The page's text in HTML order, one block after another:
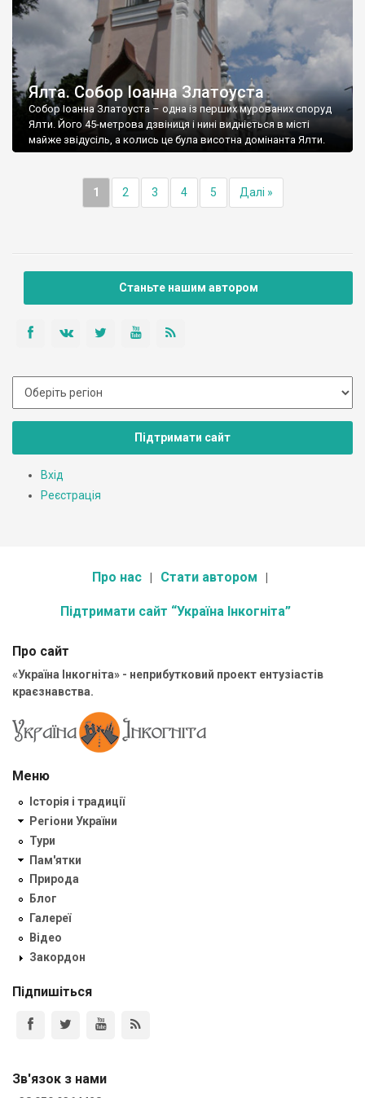
Ялта. Собор Іоанна Златоуста
Собор Іоанна Златоуста – одна із перших мурованих споруд
Ялти. Його 45-метрова дзвіниця і нині видніється в місті
майже звідусіль, а колись це була висотна домінанта Ялти.
1 2 3 4 5 Далі »
Станьте нашим автором
Підтримати сайт
Вхід
Реєстрація
Про нас Стати автором
Підтримати сайт “Україна Інкогніта”
Про сайт
«Україна Інкогніта» - неприбутковий проект ентузіастів
краєзнавства.
Меню
Історія і традиції
Регіони України
Тури
Пам'ятки
Природа
Блог
Галереї
Відео
Закордон
Підпишіться
Зв'язок з нами